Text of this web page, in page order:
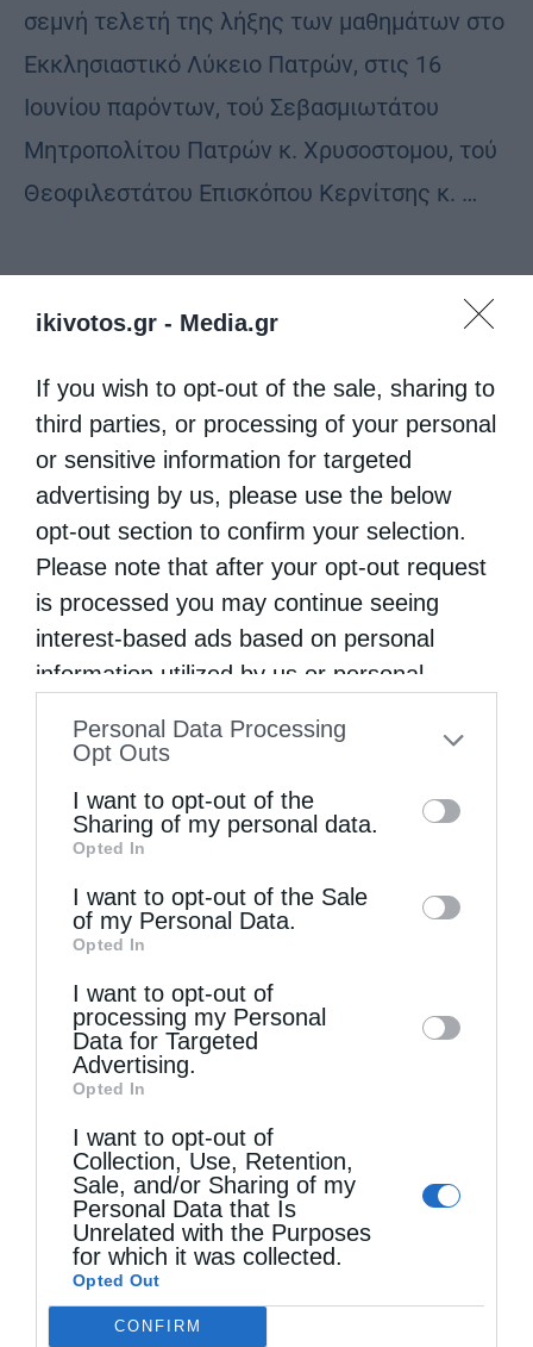
ikivotos.gr - Media.gr
If you wish to opt-out of the sale, sharing to
third parties, or processing of your personal
or sensitive information for targeted
advertising by us, please use the below
opt-out section to confirm your selection.
Please note that after your opt-out request
is processed you may continue seeing
interest-based ads based on personal
information utilized by us or personal
to your opt-out. You may separately opt-out
information by third parties on the IAB’s list
of downstream participants. This
information may also be disclosed by us to
third parties on theIAB’s List of
Downstream Participants
disclose it to other third parties.
Personal Data Processing
Opt Outs
I want to opt-out of the
Sharing of my personal data.
Opted In
I want to opt-out of the Sale
of my Personal Data.
Opted In
I want to opt-out of
processing my Personal
Data for Targeted
Advertising.
Opted In
I want to opt-out of
Collection, Use, Retention,
Sale, and/or Sharing of my
Personal Data that Is
Unrelated with the Purposes
for which it was collected.
Opted Out
CONFIRM
σεμνή τελετή της λήξης των μαθημάτων στο
Εκκλησιαστικό Λύκειο Πατρών, στις 16
Ιουνίου παρόντων, τού Σεβασμιωτάτου
Μητροπολίτου Πατρών κ. Χρυσοστομου, τού
Θεοφιλεστάτου Επισκόπου Κερνίτσης κ. …
Τελευταία άρθρα
Ελληνικός Ερυθρός Σταυρός: Τι πρέπει να
περιέχει ένα φαρμακείο διακοπών
Η πανήγυρις της Μεταμορφώσεως του Σωτήρος
στη Θεσσαλονίκη
Όταν είσαι ευλαβής